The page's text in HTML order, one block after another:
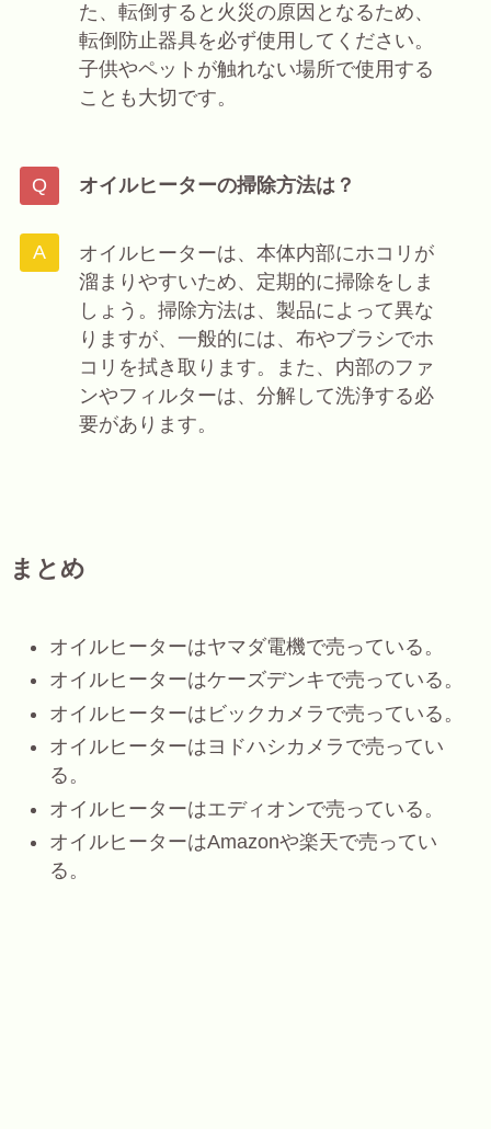
た、転倒すると火災の原因となるため、
転倒防止器具を必ず使用してください。
子供やペットが触れない場所で使用する
ことも大切です。
オイルヒーターの掃除方法は？
オイルヒーターは、本体内部にホコリが
溜まりやすいため、定期的に掃除をしま
しょう。掃除方法は、製品によって異な
りますが、一般的には、布やブラシでホ
コリを拭き取ります。また、内部のファ
ンやフィルターは、分解して洗浄する必
要があります。
まとめ
オイルヒーターはヤマダ電機で売っている。
オイルヒーターはケーズデンキで売っている。
オイルヒーターはビックカメラで売っている。
オイルヒーターはヨドハシカメラで売ってい
る。
オイルヒーターはエディオンで売っている。
オイルヒーターはAmazonや楽天で売ってい
る。